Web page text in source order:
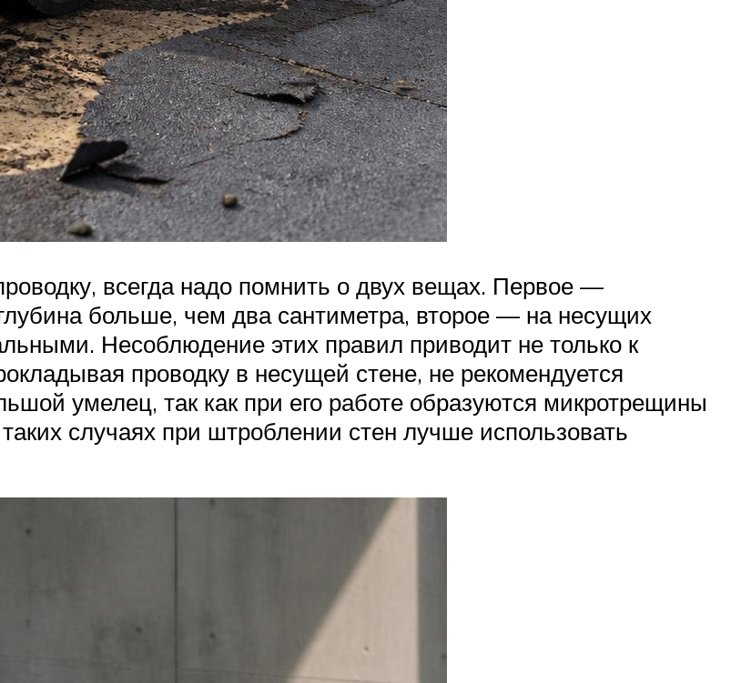
всегда надо помнить о двух вещах. Первое —
больше, чем два сантиметра, второе — на несущих
Несоблюдение этих правил приводит не только к
проводку в несущей стене, не рекомендуется
умелец, так как при его работе образуются микротрещины
случаях при штроблении стен лучше использовать